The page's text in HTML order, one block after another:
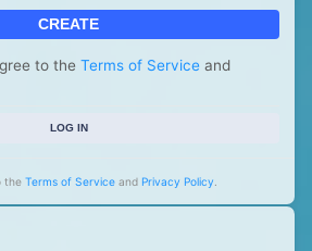
CREATE
to the Terms of Serviceand
LOG IN
the Terms of Serviceand Privacy Policy